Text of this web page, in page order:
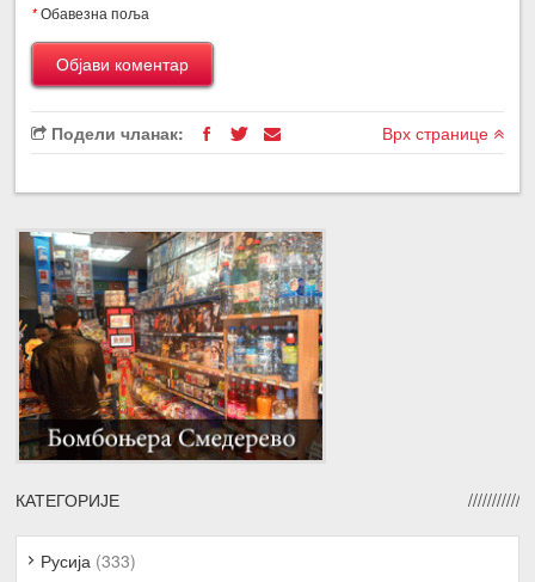
*Обавезна поља
Подели чланак: Врх странице
КАТЕГОРИЈЕ
Русија (333)